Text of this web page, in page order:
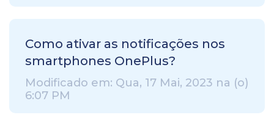
Como ativar as notificações nos
smartphones OnePlus?
Modificado em: Qua, 17 Mai, 2023 na (o)
6:07 PM